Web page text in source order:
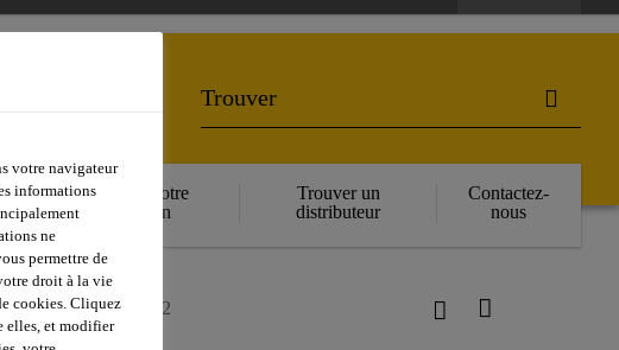
Réserver votre
formation
Trouver un
distributeur
Contactez-
nous
Sarnafastener #12
votre navigateur
informations
ne
permettre de
droit à la vie
cookies. Cliquez
elles, et modifier